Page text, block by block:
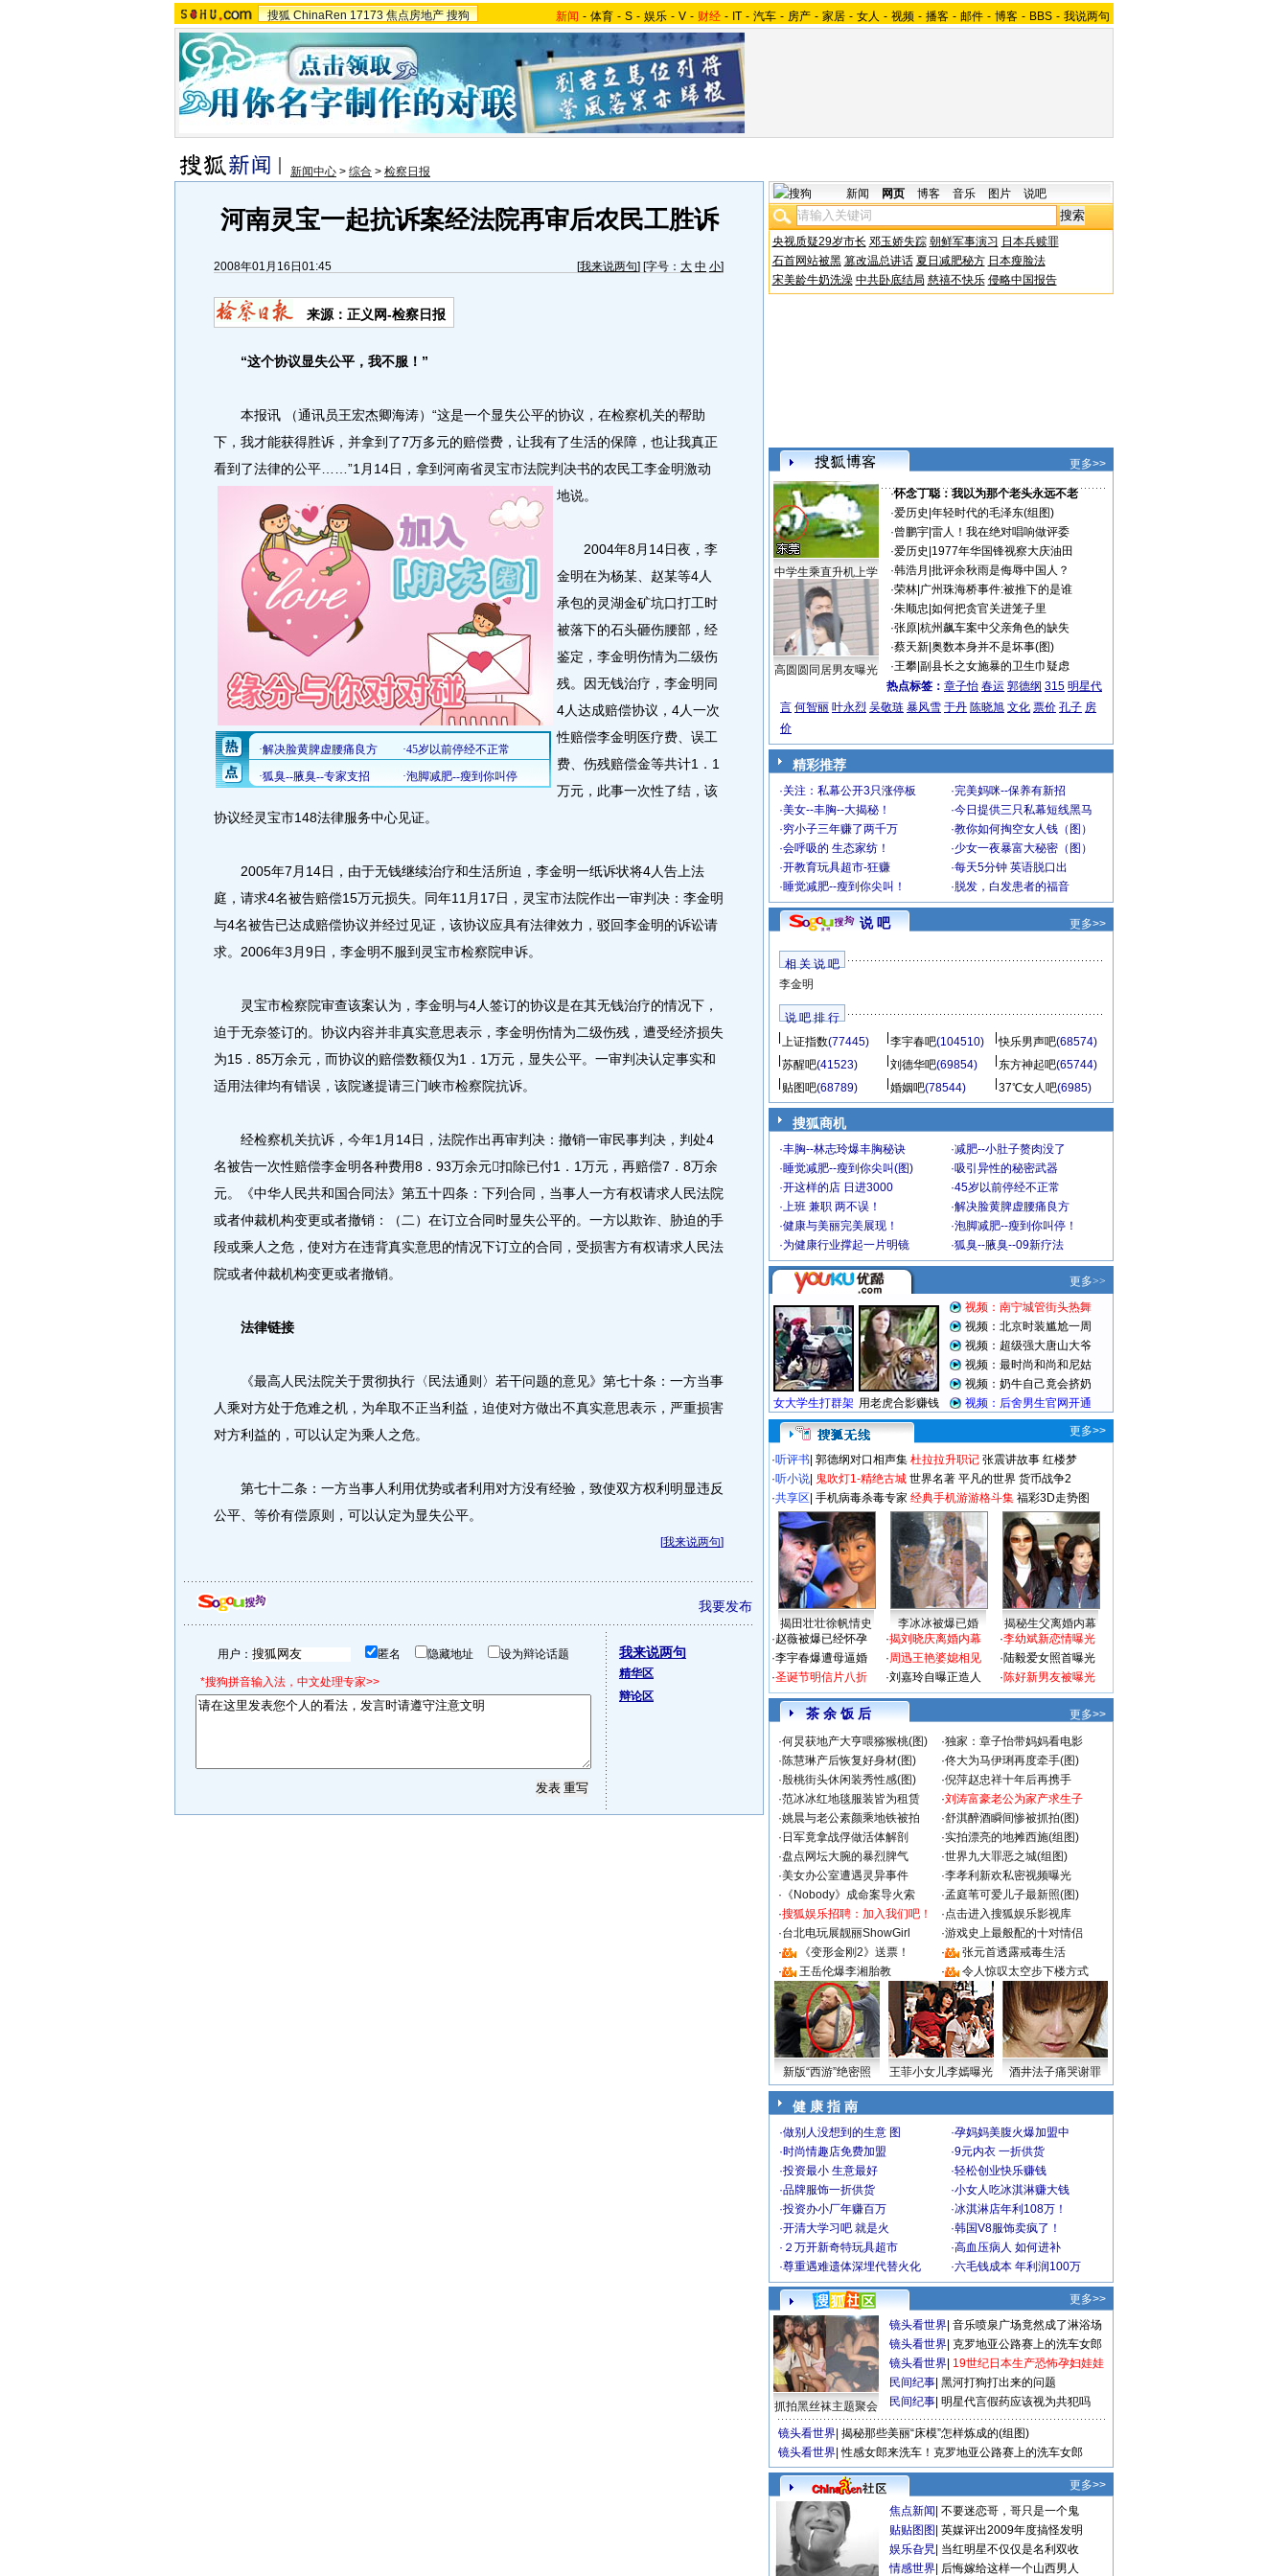
搜狐 ChinaRen 17173 焦点房地产 搜狗 新闻 - 体育 - S - 娱乐 - V - 财经 - IT - 汽车 - 房产 - 家居 - 女人 - 视频 - 播客 - 邮件 - 博客 - BBS - 我说两句
新闻中心 > 综合 > 检察日报
河南灵宝一起抗诉案经法院再审后农民工胜诉
2008年01月16日01:45 [我来说两句] [字号： 大 中 小]
来源：正义网-检察日报
“这个协议显失公平，我不服！”
本报讯 （通讯员王宏杰卿海涛）“这是一个显失公平的协议，在检察机关的帮助
下，我才能获得胜诉，并拿到了7万多元的赔偿费，让我有了生活的保障，也让我真正
看到了法律的公平……”1月14日，拿到河南省灵宝市法院判决书的农民工李金明激动
地说。
2004年8月14日夜，李
金明在为杨某、赵某等4人
承包的灵湖金矿坑口打工时
被落下的石头砸伤腰部，经
鉴定，李金明伤情为二级伤
残。因无钱治疗，李金明同
4人达成赔偿协议，4人一次
性赔偿李金明医疗费、误工
费、伤残赔偿金等共计1．1
万元，此事一次性了结，该
协议经灵宝市148法律服务中心见证。
2005年7月14日，由于无钱继续治疗和生活所迫，李金明一纸诉状将4人告上法
庭，请求4名被告赔偿15万元损失。同年11月17日，灵宝市法院作出一审判决：李金明
与4名被告已达成赔偿协议并经过见证，该协议应具有法律效力，驳回李金明的诉讼请
求。2006年3月9日，李金明不服到灵宝市检察院申诉。
灵宝市检察院审查该案认为，李金明与4人签订的协议是在其无钱治疗的情况下，
迫于无奈签订的。协议内容并非真实意思表示，李金明伤情为二级伤残，遭受经济损失
为15．85万余元，而协议的赔偿数额仅为1．1万元，显失公平。一审判决认定事实和
适用法律均有错误，该院遂提请三门峡市检察院抗诉。
经检察机关抗诉，今年1月14日，法院作出再审判决：撤销一审民事判决，判处4
名被告一次性赔偿李金明各种费用8．93万余元扣除已付1．1万元，再赔偿7．8万余
元。《中华人民共和国合同法》第五十四条：下列合同，当事人一方有权请求人民法院
或者仲裁机构变更或者撤销：（二）在订立合同时显失公平的。一方以欺诈、胁迫的手
段或乘人之危，使对方在违背真实意思的情况下订立的合同，受损害方有权请求人民法
院或者仲裁机构变更或者撤销。
法律链接
《最高人民法院关于贯彻执行〈民法通则〉若干问题的意见》第七十条：一方当事
人乘对方处于危难之机，为牟取不正当利益，迫使对方做出不真实意思表示，严重损害
对方利益的，可以认定为乘人之危。
第七十二条：一方当事人利用优势或者利用对方没有经验，致使双方权利明显违反
公平、等价有偿原则，可以认定为显失公平。
[我来说两句]
我要发布
用户： 匿名 隐藏地址 设为辩论话题
*搜狗拼音输入法，中文处理专家>>
我来说两句
精华区
辩论区
新闻 网页 博客 音乐 图片 说吧
央视质疑29岁市长 邓玉娇失踪 朝鲜军事演习 日本兵赎罪
石首网站被黑 篡改温总讲话 夏日减肥秘方 日本瘦脸法
宋美龄牛奶洗澡 中共卧底结局 慈禧不快乐 侵略中国报告
更多>>
中学生乘直升机上学
高圆圆同居男友曝光
·怀念丁聪：我以为那个老头永远不老
·爱历史 年轻时代的毛泽东(组图)
·曾鹏宇| 雷人！我在绝对唱响做评委
·爱历史 1977年华国锋视察大庆油田
·韩浩月 批评余秋雨是侮辱中国人？
·荣林| 广州珠海桥事件:被推下的是谁
·朱顺忠 如何把贪官关进笼子里
·张原| 杭州飙车案中父亲角色的缺失
·蔡天新| 奥数本身并不是坏事(图)
·王攀| 副县长之女施暴的卫生巾疑虑
热点标签： 章子怡 春运 郭德纲 315 明星代
言 何智丽 叶永烈 吴敬琏 暴风雪 于丹 陈晓旭 文化 票价 孔子 房
价
精彩推荐
·关注：私幕公开3只涨停板 ·完美妈咪--保养有新招
·美女--丰胸--大揭秘！ ·今日提供三只私幕短线黑马
·穷小子三年赚了两千万 ·教你如何掏空女人钱（图）
·会呼吸的 生态家纺！ ·少女一夜暴富大秘密（图）
·开教育玩具超市-狂赚 ·每天5分钟 英语脱口出
·睡觉减肥--瘦到你尖叫！ · 脱发，白发患者的福音
说 吧 更多>>
相 关 说 吧
李金明
说 吧 排 行
上证指数(77445) 李宇春吧(104510) 快乐男声吧(68574)
苏醒吧(41523) 刘德华吧(69854) 东方神起吧(65744)
贴图吧(68789) 婚姻吧(78544) 37℃女人吧(6985)
搜狐商机
·丰胸--林志玲爆丰胸秘诀 ·减肥--小肚子赘肉没了
·睡觉减肥--瘦到你尖叫(图) ·吸引异性的秘密武器
·开这样的店 日进3000 ·45岁以前停经不正常
·上班 兼职 两不误！ ·解决脸黄脾虚腰痛良方
·健康与美丽完美展现！ ·泡脚减肥--瘦到你叫停！
·为健康行业撑起一片明镜 ·狐臭--腋臭--09新疗法
更多>>
·听评书 郭德纲对口相声集 杜拉拉升职记 张震讲故事 红楼梦
·听小说 鬼吹灯1-精绝古城 世界名著 平凡的世界 货币战争2
·共享区 手机病毒杀毒专家 经典手机游游格斗集 福彩3D走势图
揭田壮壮徐帆情史 李冰冰被爆已婚
揭秘生父离婚内幕
·赵薇被爆已经怀孕
·李宇春爆遭母逼婚
·圣诞节明信片八折
·揭刘晓庆离婚内幕
·周迅王艳婆媳相见
·刘嘉玲自曝正造人
·李幼斌新恋情曝光
·陆毅爱女照首曝光
·陈好新男友被曝光
茶 余 饭 后
更多>>
·何炅获地产大亨喂猕猴桃(图) ·独家：章子怡带妈妈看电影
·陈慧琳产后恢复好身材(图) ·佟大为马伊琍再度牵手(图)
·殷桃街头休闲装秀性感(图) ·倪萍赵忠祥十年后再携手
·范冰冰红地毯服装皆为租赁 ·刘涛富豪老公为家产求生子
·姚晨与老公素颜乘地铁被拍 ·舒淇醉酒瞬间惨被抓拍(图)
· 日军竟拿战俘做活体解剖 ·实拍漂亮的地摊西施(组图)
·盘点网坛大腕的暴烈脾气 ·世界九大罪恶之城(组图)
·美女办公室遭遇灵异事件 ·李孝利新欢私密视频曝光
· 《Nobody》成命案导火索 ·孟庭苇可爱儿子最新照(图)
·搜狐娱乐招聘：加入我们吧！ ·点击进入搜狐娱乐影视库
·台北电玩展靓丽ShowGirl ·游戏史上最般配的十对情侣
·
《变形金刚2》送票！ ·
张元首透露戒毒生活
·
王岳伦爆李湘胎教 · 令人惊叹太空步下楼方式
新版“西游”绝密照 王菲小女儿李嫣曝光 酒井法子痛哭谢罪
健 康 指 南
·做别人没想到的生意 图 ·孕妈妈美腹火爆加盟中
·时尚情趣店免费加盟 ·9元内衣 一折供货
·投资最小 生意最好 ·轻松创业快乐赚钱
·品牌服饰一折供货 ·小女人吃冰淇淋赚大钱
·投资办小厂年赚百万 ·冰淇淋店年利108万！
·开清大学习吧 就是火 ·韩国V8服饰卖疯了！
· ２万开新奇特玩具超市 ·高血压病人 如何进补
·尊重遇难遗体深埋代替火化 ·六毛钱成本 年利润100万
更多>>
抓拍黑丝袜主题聚会
镜头看世界 音乐喷泉广场竟然成了淋浴场
镜头看世界 克罗地亚公路赛上的洗车女郎
镜头看世界 19世纪日本生产恐怖孕妇娃娃
民间纪事 黑河打狗打出来的问题
民间纪事 明星代言假药应该视为共犯吗
镜头看世界 揭秘那些美丽“床模”怎样炼成的(组图)
镜头看世界 性感女郎来洗车！克罗地亚公路赛上的洗车女郎
更多>>
焦点新闻 不要迷恋哥，哥只是一个鬼
贴贴图图 英媒评出2009年度搞怪发明
娱乐旮旯 当红明星不仅仅是名利双收
情感世界 后悔嫁给这样一个山西男人